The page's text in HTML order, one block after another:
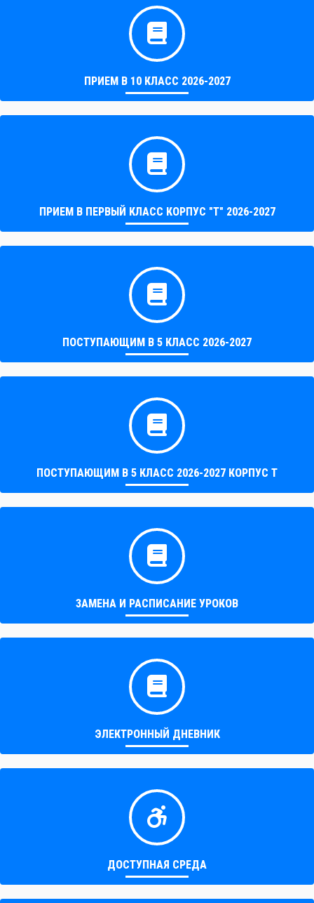
ПРИЕМ В 10 КЛАСС 2026-2027
ПРИЕМ В ПЕРВЫЙ КЛАСС КОРПУС "Т" 2026-2027
ПОСТУПАЮЩИМ В 5 КЛАСС 2026-2027
ПОСТУПАЮЩИМ В 5 КЛАСС 2026-2027 КОРПУС Т
ЗАМЕНА И РАСПИСАНИЕ УРОКОВ
ЭЛЕКТРОННЫЙ ДНЕВНИК
ДОСТУПНАЯ СРЕДА